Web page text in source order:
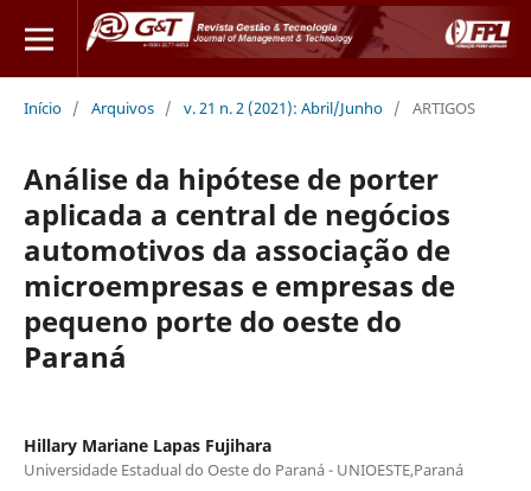
Início / Arquivos / v. 21 n. 2 (2021): Abril/Junho / ARTIGOS
Análise da hipótese de porter
aplicada a central de negócios
automotivos da associação de
microempresas e empresas de
pequeno porte do oeste do
Paraná
Hillary Mariane Lapas Fujihara
Universidade Estadual do Oeste do Paraná - UNIOESTE,Paraná